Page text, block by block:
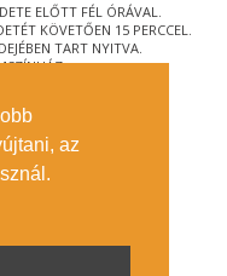
az
ELŐTT FÉL ÓRÁVAL.
KÖVETŐEN 15 PERCCEL.
TART NYITVA.
ÚT 21.